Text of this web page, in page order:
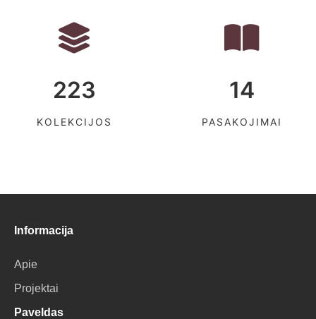
223
KOLEKCIJOS
14
PASAKOJIMAI
Informacija
Apie
Projektai
Paveldas